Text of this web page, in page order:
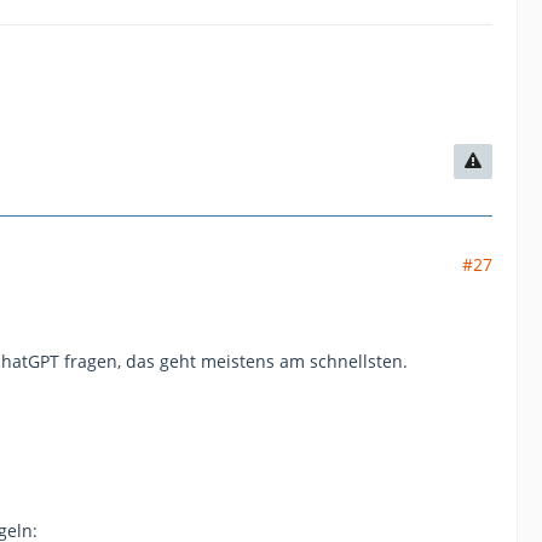
#27
fragen, das geht meistens am schnellsten.